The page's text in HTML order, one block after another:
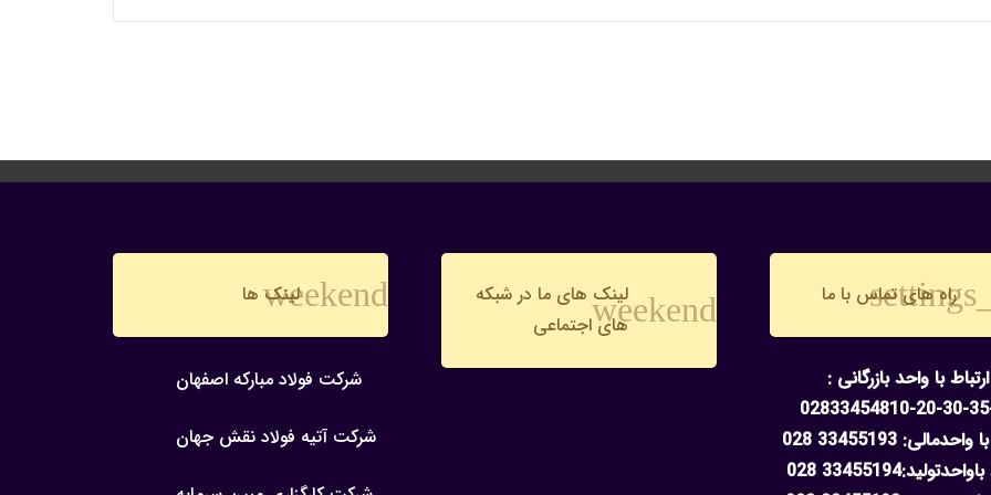
راه های تماس با ما
ارتباط با واحد بازرگانی :
02833454810-20-30-
33455193 028
028
weekendلینک های ما در شبکه
های اجتماعی
weekend
لینک ها
شرکت فولاد مبارکه اصفهان
شرکت آتیه فولاد نقش جهان